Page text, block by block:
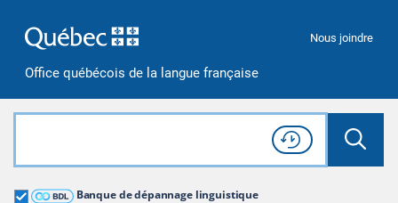
Office québécois de la langue française
Nous joindre
Rechercher dans tout le site
Lancer
Consulter l'
Historique
de recherche
Banque de dépannage linguistique
Grand dictionnaire terminologique